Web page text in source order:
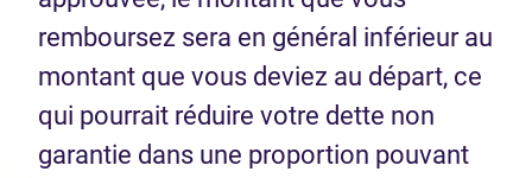
remboursez sera en général inférieur au
montant que vous deviez au départ, ce
qui pourrait réduire votre dette non
garantie dans une proportion pouvant